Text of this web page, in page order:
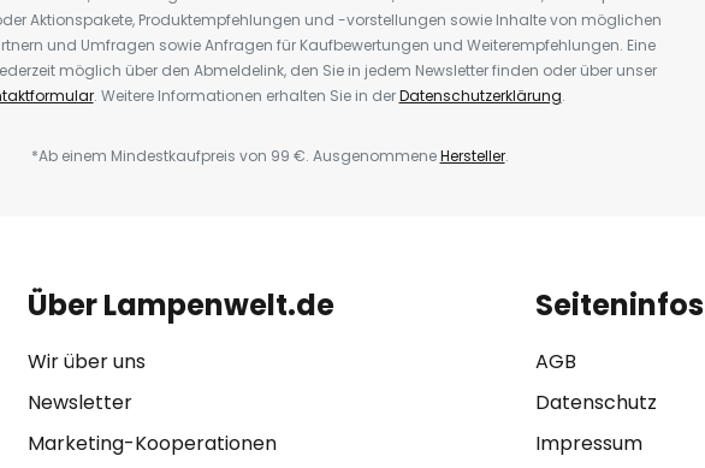
Aktionspakete, Produktempfehlungen und -vorstellungen sowie Inhalte von möglichen
und Umfragen sowie Anfragen für Kaufbewertungen und Weiterempfehlungen. Eine
möglich über den Abmeldelink, den Sie in jedem Newsletter finden oder über unser
. Weitere Informationen erhalten Sie in derDatenschutzerklärung.
*Ab einem Mindestkaufpreis von 99 €. AusgenommeneHersteller.
Über Lampenwelt.de
Wir über uns
Newsletter
Marketing-Kooperationen
Seiteninfos
AGB
Datenschutz
Impressum